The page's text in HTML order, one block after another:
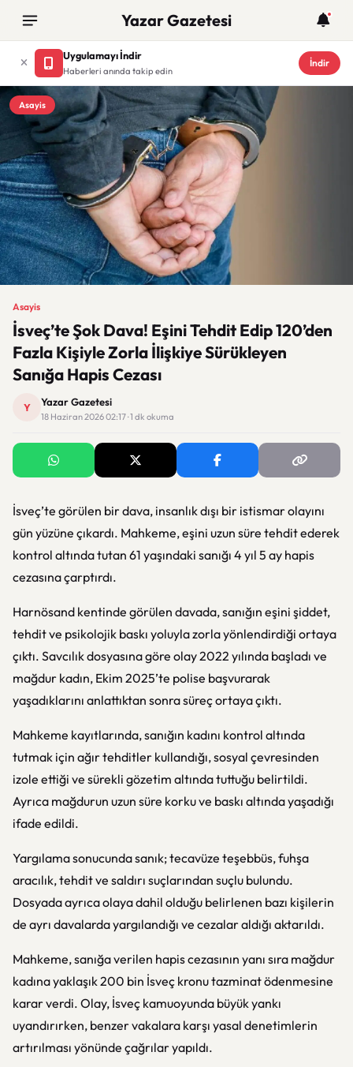
Yazar Gazetesi
Uygulamayı İndir
Haberleri anında takip edin
İndir
Asayis
Asayis
İsveç’te Şok Dava! Eşini Tehdit Edip 120’den
Fazla Kişiyle Zorla İlişkiye Sürükleyen
Sanığa Hapis Cezası
Y Yazar Gazetesi
18 Haziran 2026 02:17 · 1 dk okuma
İsveç’te görülen bir dava, insanlık dışı bir istismar olayını
gün yüzüne çıkardı. Mahkeme, eşini uzun süre tehdit ederek
kontrol altında tutan 61 yaşındaki sanığı 4 yıl 5 ay hapis
cezasına çarptırdı.
Harnösand kentinde görülen davada, sanığın eşini şiddet,
tehdit ve psikolojik baskı yoluyla zorla yönlendirdiği ortaya
çıktı. Savcılık dosyasına göre olay 2022 yılında başladı ve
mağdur kadın, Ekim 2025’te polise başvurarak
yaşadıklarını anlattıktan sonra süreç ortaya çıktı.
Mahkeme kayıtlarında, sanığın kadını kontrol altında
tutmak için ağır tehditler kullandığı, sosyal çevresinden
izole ettiği ve sürekli gözetim altında tuttuğu belirtildi.
Ayrıca mağdurun uzun süre korku ve baskı altında yaşadığı
ifade edildi.
Yargılama sonucunda sanık; tecavüze teşebbüs, fuhşa
aracılık, tehdit ve saldırı suçlarından suçlu bulundu.
Dosyada ayrıca olaya dahil olduğu belirlenen bazı kişilerin
de ayrı davalarda yargılandığı ve cezalar aldığı aktarıldı.
Mahkeme, sanığa verilen hapis cezasının yanı sıra mağdur
kadına yaklaşık 200 bin İsveç kronu tazminat ödenmesine
karar verdi. Olay, İsveç kamuoyunda büyük yankı
uyandırırken, benzer vakalara karşı yasal denetimlerin
artırılması yönünde çağrılar yapıldı.